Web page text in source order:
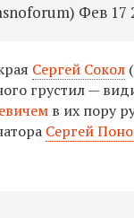
Фев 17
Сергей Сокол
грустил —
в их пору
Сергей